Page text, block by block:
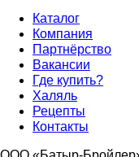
Каталог
Компания
Партнёрство
Вакансии
Где купить?
Халяль
Рецепты
Контакты